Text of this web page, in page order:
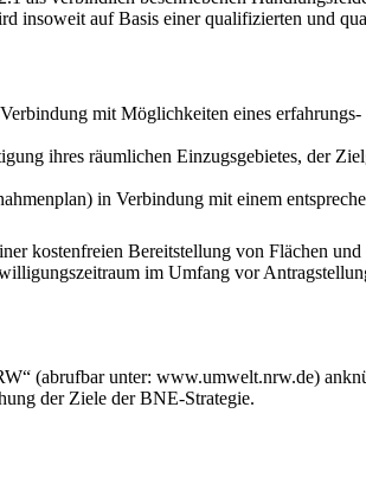
insoweit auf Basis einer qualifizierten und
mit Möglichkeiten eines
ihres räumlichen Einzugsgebietes, der
in Verbindung mit einem
kostenfreien Bereitstellung von Flächen
im Umfang vor
(abrufbar unter: www.umwelt.nrw.de)
der Ziele der BNE-Strategie.